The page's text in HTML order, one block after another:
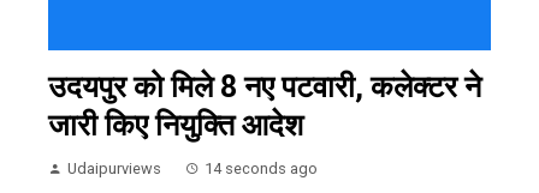
उदयपुर को मिले 8 नए पटवारी, कलेक्टर ने
जारी किए नियुक्ति आदेश
Udaipurviews 14 seconds ago